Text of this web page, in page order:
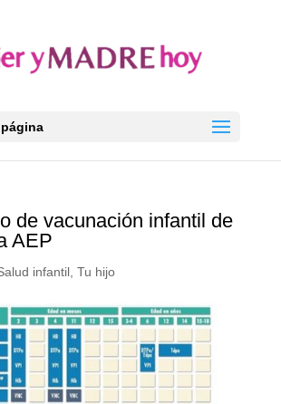
de vacunación infantil de
AEP
infantil, Tu hijo